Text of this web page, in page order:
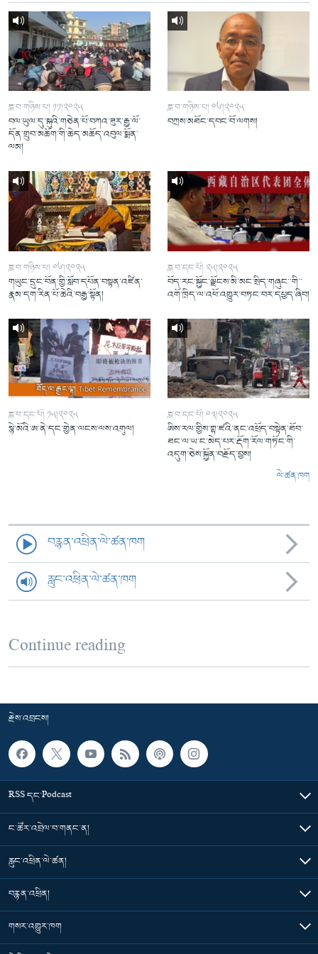
ཟླ་བ་གཉིས་པ། ༡༡།༢༠༢༥
བལ་ཡུལ་དུ་སྐུའི་གཅེན་པོ་བཀའ་ཟུར་རྒྱ་ལོ་
དོན་གྲུབ་མཆོག་གི་ཆེད་མཆོད་འབུལ་སྨོན་
ལམ།
ཟླ་བ་གཉིས་པ། ༠༦།༢༠༢༥
བཀྲས་མཐོང་དབང་བོ་ལགས།
ཟླ་བ་གཉིས་པ། ༠༦།༢༠༢༥
གཡུང་དྲུང་བོན་གྱི་སློབ་དཔོན་བསྟན་འཛིན་
རྣམ་དག་རིན་པོ་ཆེའི་བརྒྱ་སྟོན།
ཟླ་བ་དང་པོ། ༢༥།༢༠༢༥
བོད་རང་སྐྱོང་ལྗོངས་མི་མང་སྲིད་གཞུང་་གི་་
འགོ་ཁྲིད་ལ་འཕོ་འགྱུར་བཏང་བར་དཔྱད་ཞིབ།
ཟླ་བ་དང་པོ། ༡༥།༢༠༢༥
སྙེ་མོའི་ཨ་ནེ་དང་གྱེན་ལངས་ལས་འགུལ།
ཟླ་བ་དང་པོ། ༠༣།༢༠༢༥
ཨིས་རལ་གྱིས་གྷ་ཛའི་ནང་འཕྲོད་བསྟེན་ཐོབ་
ཐང་ལ་ཡ་ང་མེད་པར་རྡོག་རོལ་གཏོང་གི་
འདུག་ཅེས་སྐྱོན་བརྗོད་བྱས།
ལེ་ཚན་ཁག
བརྙན་འཕྲིན་ལེ་ཚན་ཁག
རླུང་འཕྲིན་ལེ་ཚན་ཁག
Continue reading
རྗེས་འབྲངས།
RSS དང་Podcast
ང་ཚོར་འབྲེལ་བ་གནང་ན།
རླུང་འཕྲིན་ལེ་ཚན།
བརྙན་འཕྲིན།
གསར་འགྱུར་ཁག